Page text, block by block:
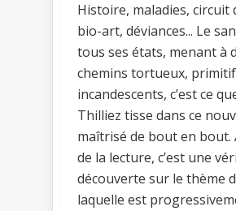
Histoire, maladies, circuit
bio-art, déviances... Le
tous ses états, menant à
chemins tortueux,
incandescents, c’est ce
Thilliez tisse dans ce
maîtrisé de bout en bout.
de la lecture, c’est une
découverte sur le thème
laquelle est